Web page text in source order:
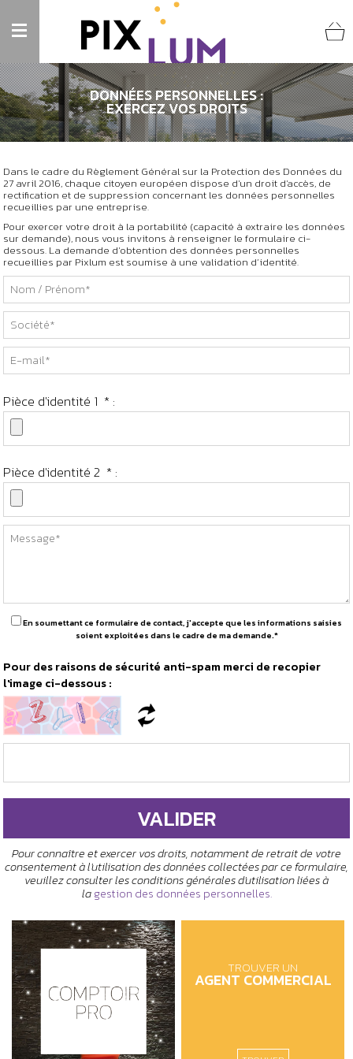
DONNÉES PERSONNELLES :
EXERCEZ VOS DROITS
Dans le cadre du Règlement Général sur la Protection des Données du
27 avril 2016, chaque citoyen européen dispose d'un droit d'accès, de
rectification et de suppression concernant les données personnelles
recueillies par une entreprise.
Pour exercer votre droit à la portabilité (capacité à extraire les données
sur demande), nous vous invitons à renseigner le formulaire ci-
dessous. La demande d'obtention des données personnelles
recueillies par Pixlum est soumise à une validation d’identité.
* :
* :
soient exploitées dans le cadre de ma demande.*
Pour des raisons de sécurité anti-spam merci de recopier
l'image ci-dessous :
Pour connaître et exercer vos droits, notamment de retrait de votre
consentement à l'utilisation des données collectées par ce formulaire,
veuillez consulter les conditions générales d'utilisation liées à
lagestion des données personnelles.
TROUVER UN
AGENT COMMERCIAL